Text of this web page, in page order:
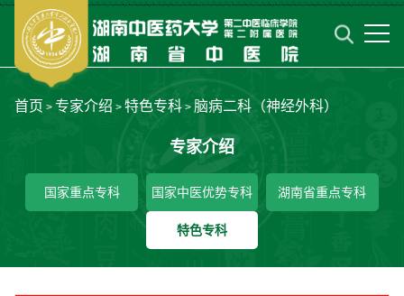
首页 > 专家介绍 > 特色专科> 脑病二科（神经外科）
专家介绍
国家重点专科 国家中医优势专科 湖南省重点专科
特色专科